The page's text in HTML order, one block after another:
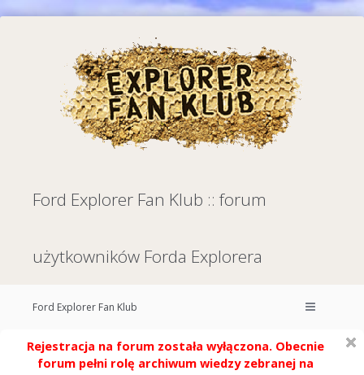
Ford Explorer Fan Klub :: forum
użytkowników Forda Explorera
Ford Explorer Fan Klub
Rejestracja na forum została wyłączona. Obecnie
forum pełni rolę archiwum wiedzy zebranej na